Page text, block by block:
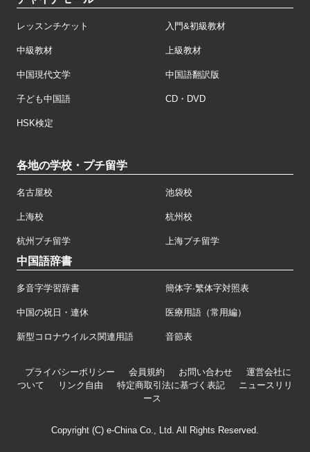
レッスンチケット 入門&初級教材
中級教材 上級教材
中国現代文学 中国語翻訳版
子ども中国語 CD・DVD
HSK検定
各地の学校・プチ留学
名古屋校 池袋校
上海校 杭州校
杭州プチ留学 上海プチ留学
中国語辞書
多音字学習辞書 簡体字·繁体字対照表
中国の祝日・連休 医療用語（常用編）
新型コロナウイルス関連用語 音節表
プライバシーポリシー 会員規約 お問い合わせ
運営会社に
ついて
リンク自由 特定商取引法に基づく表記
ニュースリリ
ース
Copyright (C) e-China Co., Ltd. All Rights Reserved.